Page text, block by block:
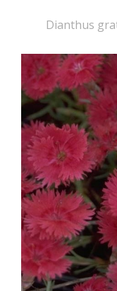
Dianthus